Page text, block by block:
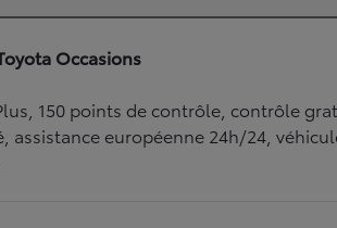
Occasions
150 points de contrôle, contrôle
assistance européenne 24h/24,